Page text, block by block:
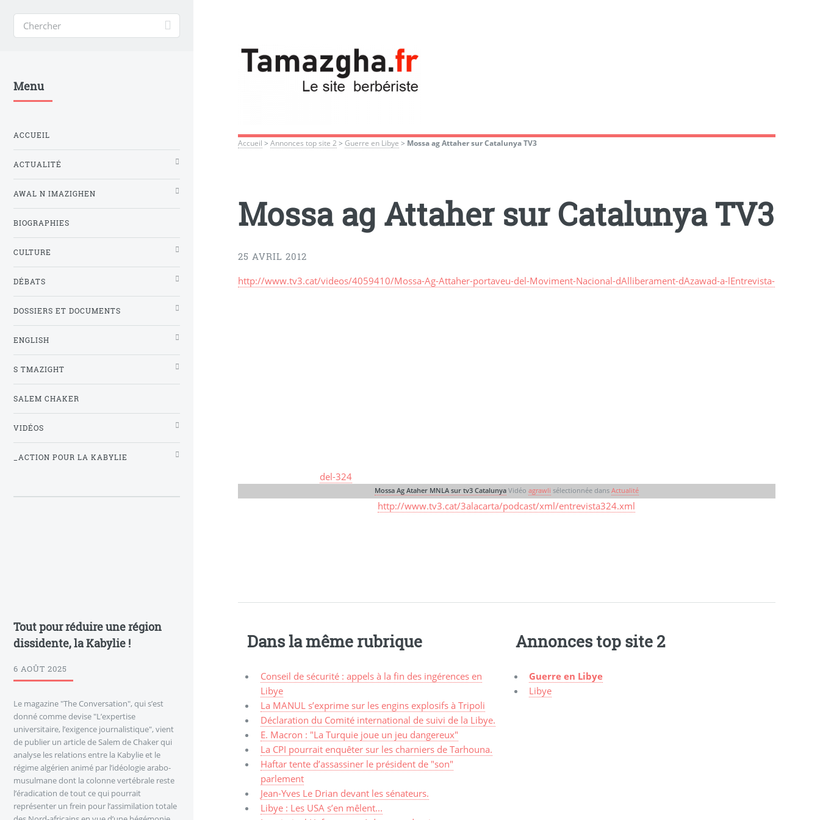
Accueil >Annonces top site 2 > Guerre en Libye > Mossa ag Attaher sur Catalunya TV3
Mossa ag Attaher sur Catalunya TV3
25 AVRIL 2012
http://www.tv3.cat/videos/4059410/Mossa-Ag-Attaher-portaveu-del-Moviment-Nacional-dAlliberament-dAzawad-a-lEntrevista-
del-324
Mossa Ag Ataher MNLA sur tv3 CatalunyaVidéo agrawli sélectionnée dans Actualité
http://www.tv3.cat/3alacarta/podcast/xml/entrevista324.xml
Dans la même rubrique
Conseil de sécurité : appels à la fin des ingérences en
Libye
La MANUL s’exprime sur les engins explosifs à Tripoli
Déclaration du Comité international de suivi de la Libye.
E. Macron : "La Turquie joue un jeu dangereux"
La CPI pourrait enquêter sur les charniers de Tarhouna.
Haftar tente d’assassiner le président de "son"
parlement
Jean-Yves Le Drian devant les sénateurs.
Libye : Les USA s’en mêlent...
Annonces top site 2
Guerre en Libye
Libye
Menu
ACCUEIL
ACTUALITÉ
AWAL N IMAZIGHEN
BIOGRAPHIES
CULTURE
DÉBATS
DOSSIERS ET DOCUMENTS
ENGLISH
S TMAZIGHT
SALEM CHAKER
VIDÉOS
_ACTION POUR LA KABYLIE
Tout pour réduire une région
dissidente, la Kabylie !
6 AOÛT 2025
Le magazine "The Conversation", qui s’est
donné comme devise "L’expertise
universitaire, l’exigence journalistique", vient
de publier un article de Salem de Chaker qui
analyse les relations entre la Kabylie et le
régime algérien animé par l’idéologie arabo-
musulmane dont la colonne vertébrale reste
l’éradication de tout ce qui pourrait
représenter un frein pour l’assimilation totale